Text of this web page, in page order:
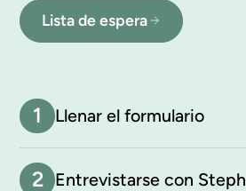
Lista de espera
1 Llenar el formulario
2 Entrevistarse con Steph